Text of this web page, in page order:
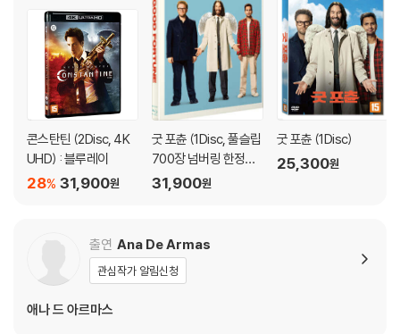
콘스탄틴 (2Disc, 4K
UHD) : 블루레이
31,900원
28%
굿 포츈 (1Disc, 풀슬립
700장 넘버링 한정판)
: 블루레이
31,900원
굿 포츈 (1Disc)
25,300원
출연 Ana De Armas
관심작가 알림신청
애나 드 아르마스